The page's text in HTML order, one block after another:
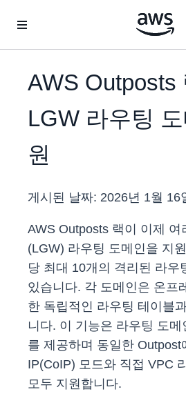
AWS Outposts
LGW 라우팅
원
게시된 날짜: 2026년 1월 16
AWS Outposts 랙이 이제 여
(LGW) 라우팅 도메인을 지
당 최대 10개의 격리된 라우
있습니다. 각 도메인은 온프
한 독립적인 라우팅 테이블
니다. 이 기능은 라우팅 도메
를 제공하며 동일한 Outpost
IP(CoIP) 모드와 직접 VPC
모두 지원합니다.